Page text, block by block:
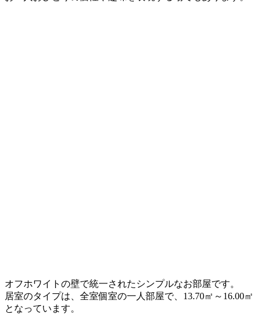
オフホワイトの壁で統一されたシンプルなお部屋です。
居室のタイプは、全室個室の一人部屋で、13.70㎡～16.00㎡
となっています。